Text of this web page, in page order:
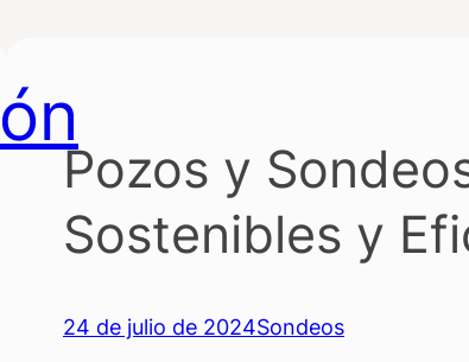
Pozos y
Sostenibles y
24 de julio de 2024Sondeos